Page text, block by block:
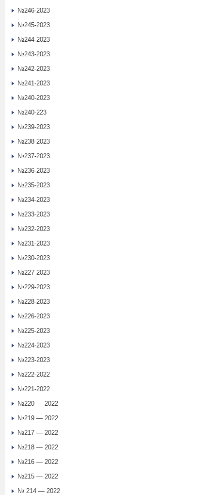
№246-2023
№245-2023
№244-2023
№243-2023
№242-2023
№241-2023
№240-2023
№240-223
№239-2023
№238-2023
№237-2023
№236-2023
№235-2023
№234-2023
№233-2023
№232-2023
№231-2023
№230-2023
№227-2023
№229-2023
№228-2023
№226-2023
№225-2023
№224-2023
№223-2023
№222-2022
№221-2022
№220 — 2022
№219 — 2022
№217 — 2022
№218 — 2022
№216 — 2022
№215 — 2022
№ 214 — 2022